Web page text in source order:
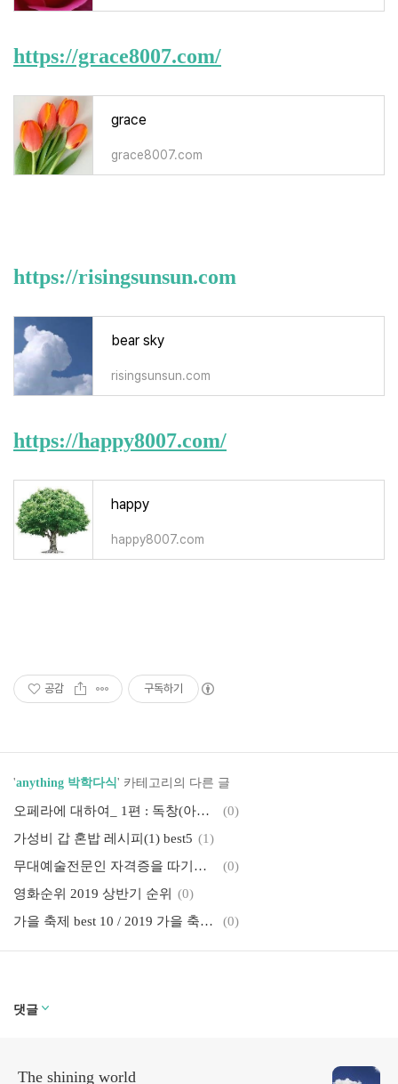
https://grace8007.com/
grace
grace8007.com
https://risingsunsun.com
bear sky
risingsunsun.com
https://happy8007.com/
happy
happy8007.com
공감 구독하기
'anything 박학다식' 카테고리의 다른 글
오페라에 대하여_ 1편 : 독창(아리아)
(0)
가성비 갑 혼밥 레시피(1) best5 (1)
무대예술전문인 자격증을 따기위한 방법
(0)
영화순위 2019 상반기 순위
(0)
가을 축제 best 10 / 2019 가을 축제 모음 2
(0)
댓글
The shining world